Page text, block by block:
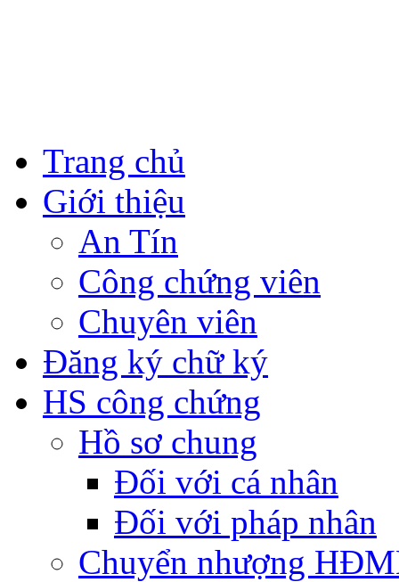
Trang chủ
Giới thiệu
An Tín
Công chứng viên
Chuyên viên
Đăng ký chữ ký
HS công chứng
Hồ sơ chung
Đối với cá nhân
Đối với pháp nhân
Chuyển nhượng